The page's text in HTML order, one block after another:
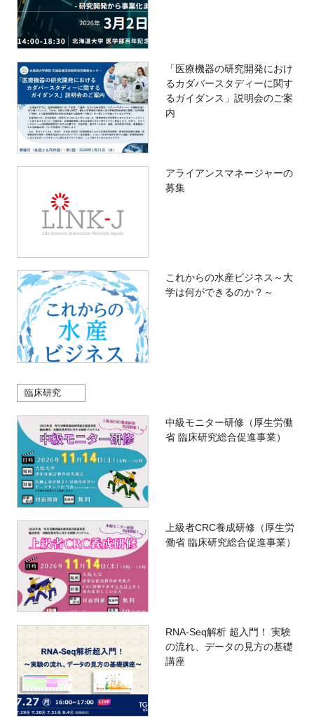
「医療機器の研究開発におけ
るカダバースタディーに関す
るガイダンス」説明会のご案
内
アライアンスマネージャーの
募集
これからの水産ビジネス～大
学は何ができるのか？～
臨床研究
中級モニター研修（厚生労働
省 臨床研究総合促進事業）
上級者CRC養成研修（厚生労
働省 臨床研究総合促進事業）
RNA-Seq解析 超入門！ 実験
の流れ、データの見方の基礎
講座